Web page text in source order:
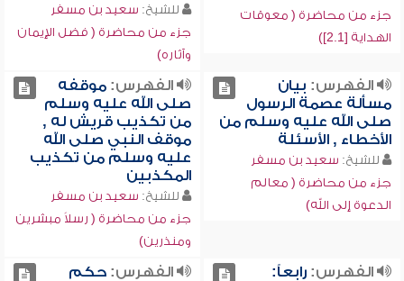
جزء من محاضرة ( معوقات
الهداية [2.1])
للشيخ: سعيد بن مسفر
جزء من محاضرة ( فضل الإيمان
وآثاره)
الفهرس: بيان
مسألة عصمة الرسول
صلى الله عليه وسلم من
الأخطاء , الأسئلة
للشيخ: سعيد بن مسفر
جزء من محاضرة ( معالم
الدعوة إلى الله)
الفهرس:موقفه
صلى الله عليه وسلم
من تكذيب قريش له ,
موقف النبي صلى الله
عليه وسلم من تكذيب
المكذبين
للشيخ: سعيد بن مسفر
جزء من محاضرة ( رسلاً مبشرين
ومنذرين)
الفهرس:رابعاً:
الفهرس:حكم